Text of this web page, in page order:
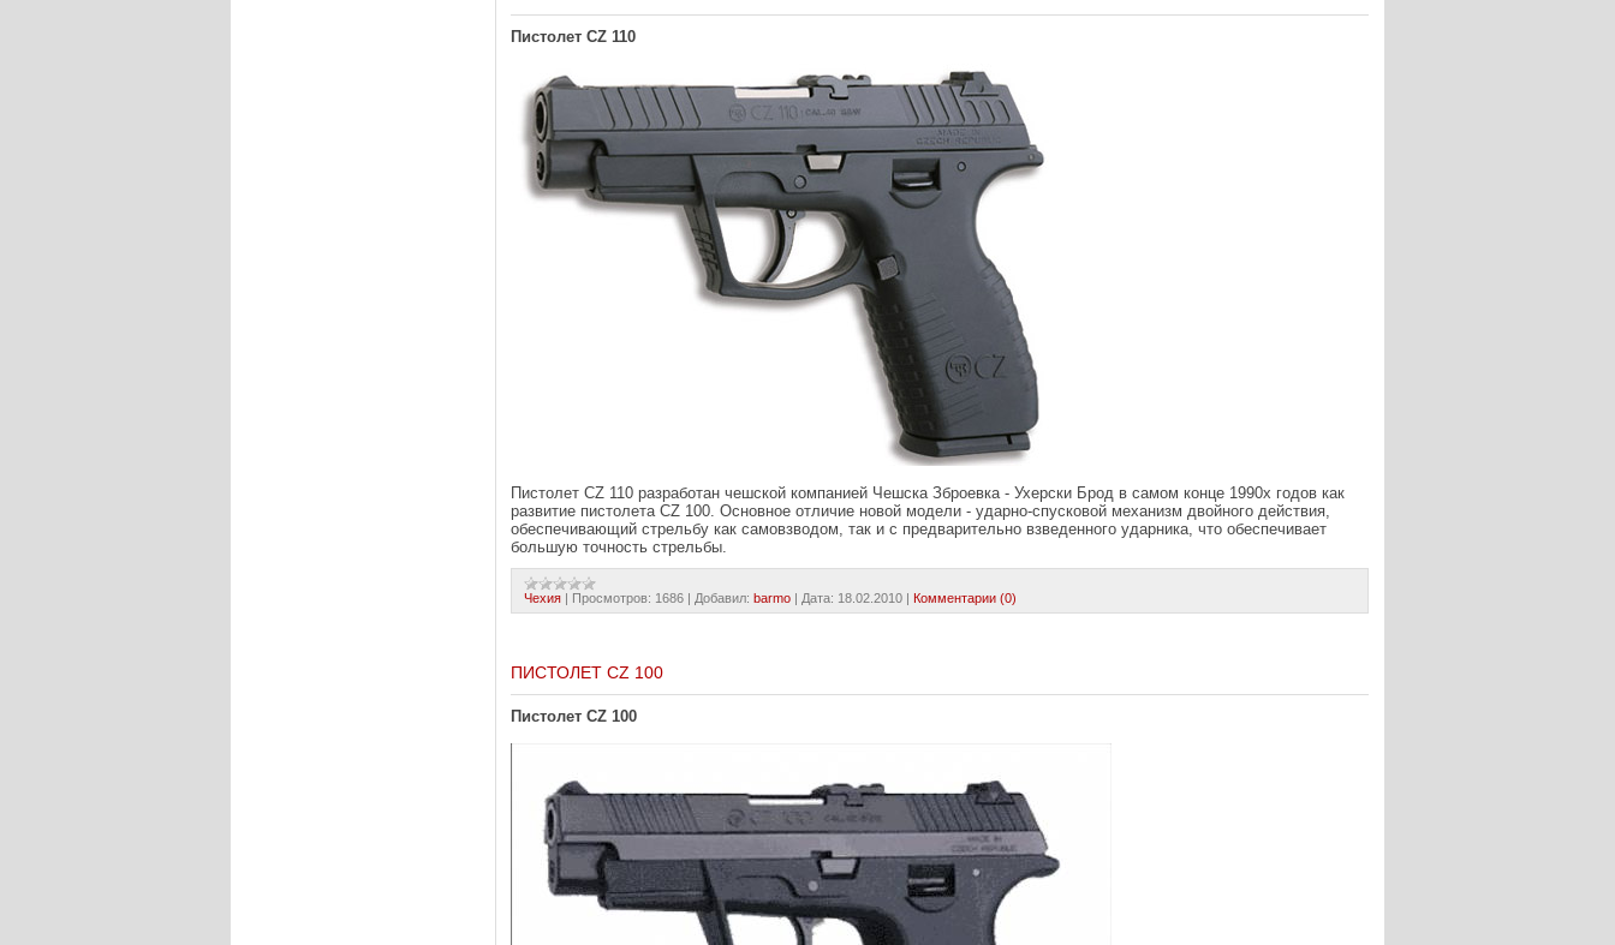
Пистолет CZ 110
Пистолет CZ 110 разработан чешской компанией Чешска Зброевка - Ухерски Брод в самом конце 1990х годов как
развитие пистолета CZ 100. Основное отличие новой модели - ударно-спусковой механизм двойного действия,
обеспечивающий стрельбу как самовзводом, так и с предварительно взведенного ударника, что обеспечивает
большую точность стрельбы.
Чехия | Просмотров: 1686 | Добавил: barmo | Дата: 18.02.2010 | Комментарии (0)
ПИСТОЛЕТ CZ 100
Пистолет CZ 100